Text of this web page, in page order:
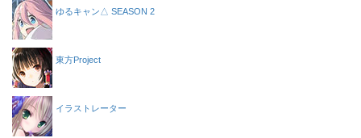
ゆるキャン△ SEASON 2
東方Project
イラストレーター